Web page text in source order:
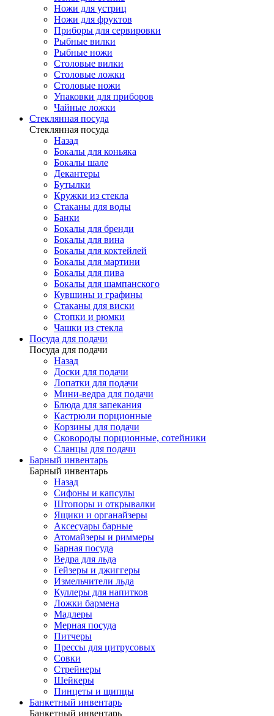
Ножи для устриц
Ножи для фруктов
Приборы для сервировки
Рыбные вилки
Рыбные ножи
Столовые вилки
Столовые ложки
Столовые ножи
Упаковки для приборов
Чайные ложки
Стеклянная посуда
Стеклянная посуда
Назад
Бокалы для коньяка
Бокалы шале
Декантеры
Бутылки
Кружки из стекла
Стаканы для воды
Банки
Бокалы для бренди
Бокалы для вина
Бокалы для коктейлей
Бокалы для мартини
Бокалы для пива
Бокалы для шампанского
Кувшины и графины
Стаканы для виски
Стопки и рюмки
Чашки из стекла
Посуда для подачи
Посуда для подачи
Назад
Доски для подачи
Лопатки для подачи
Мини-ведра для подачи
Блюда для запекания
Кастрюли порционные
Корзины для подачи
Сковороды порционные, сотейники
Сланцы для подачи
Барный инвентарь
Барный инвентарь
Назад
Сифоны и капсулы
Штопоры и открывалки
Ящики и органайзеры
Аксесуары барные
Атомайзеры и риммеры
Барная посуда
Ведра для льда
Гейзеры и джиггеры
Измельчители льда
Куллеры для напитков
Ложки бармена
Мадлеры
Мерная посуда
Питчеры
Прессы для цитрусовых
Совки
Стрейнеры
Шейкеры
Пинцеты и щипцы
Банкетный инвентарь
Банкетный инвентарь